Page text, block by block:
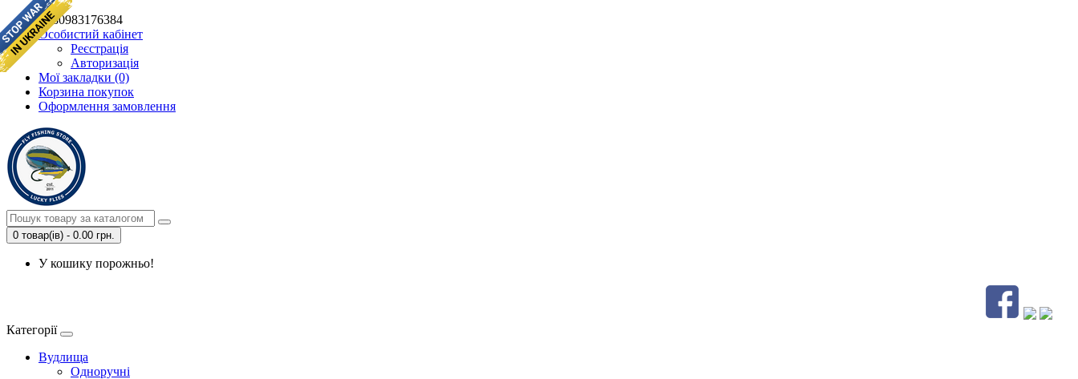
+380983176384
Особистий кабінет
Реєстрація
Авторизація
Мої закладки (0)
Корзина покупок
Оформлення замовлення
0 товар(ів) - 0.00 грн.
У кошику порожньо!
Категорії
Вудлища
Одноручні